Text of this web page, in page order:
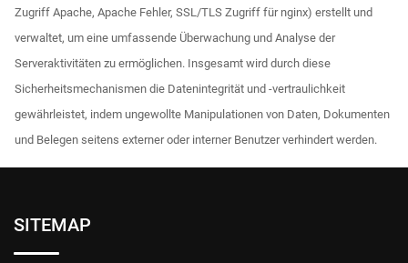
Zugriff Apache, Apache Fehler, SSL/TLS Zugriff für nginx) erstellt und
verwaltet, um eine umfassende Überwachung und Analyse der
Serveraktivitäten zu ermöglichen. Insgesamt wird durch diese
Sicherheitsmechanismen die Datenintegrität und -vertraulichkeit
gewährleistet, indem ungewollte Manipulationen von Daten, Dokumenten
und Belegen seitens externer oder interner Benutzer verhindert werden.
SITEMAP